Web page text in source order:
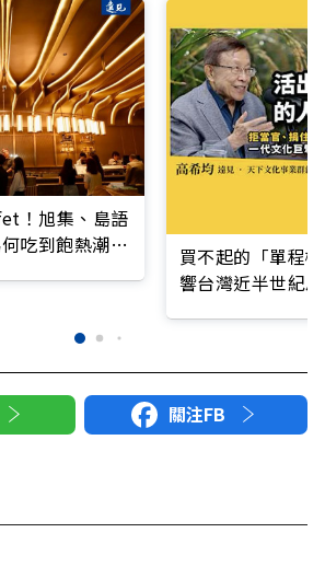
！旭集、島語
吃到飽熱潮不
買不起的「單程
響台灣近半世紀
關注FB